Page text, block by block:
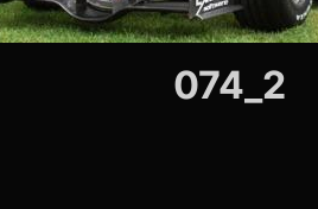
074_2